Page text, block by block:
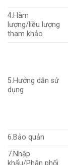
4.Hàm
lượng/liều lượng
tham khảo
5.Hướng dẫn sử
dụng
6.Bảo quản
7.Nhập
khẩu/Phân phối